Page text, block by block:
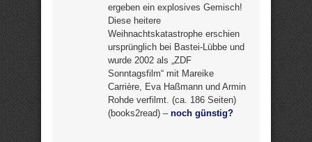
ergeben ein explosives Gemisch!
Diese heitere
Weihnachtskatastrophe erschien
ursprünglich bei Bastei-Lübbe und
wurde 2002 als „ZDF
Sonntagsfilm“ mit Mareike
Carrière, Eva Haßmann und Armin
Rohde verfilmt. (ca. 186 Seiten)
(books2read) – noch günstig?